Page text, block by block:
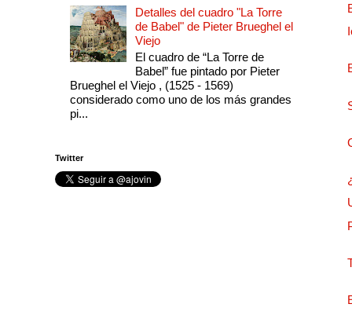
Detalles del cuadro "La Torre
de Babel" de Pieter Brueghel el
Viejo
El cuadro de “La Torre de
Babel” fue pintado por Pieter
Brueghel el Viejo , (1525 - 1569)
considerado como uno de los más grandes
pi...
Twitter